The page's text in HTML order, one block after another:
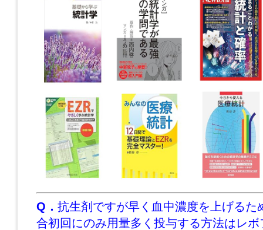
Q． 抗生剤ですが早く血中濃度を上げるた
合初回にのみ用量多く投与する方法はレ